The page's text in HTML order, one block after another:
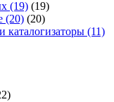
(19) (19)
(20) (20)
(11)